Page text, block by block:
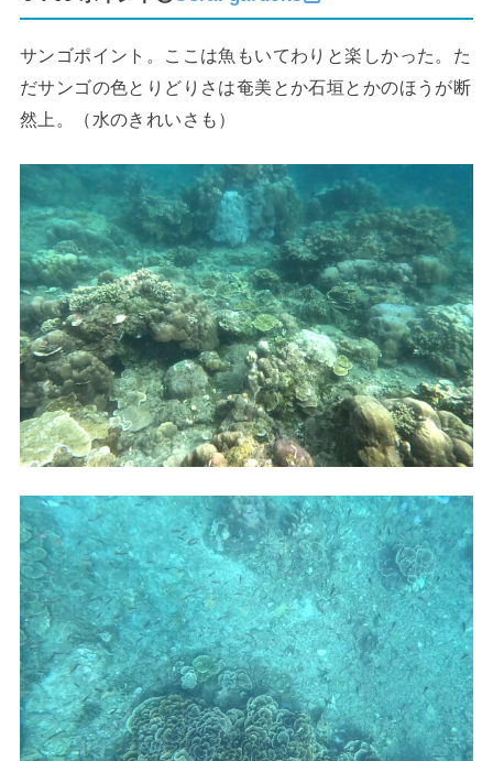
サンゴポイント。ここは魚もいてわりと楽しかった。た
だサンゴの色とりどりさは奄美とか石垣とかのほうが断
然上。（水のきれいさも）